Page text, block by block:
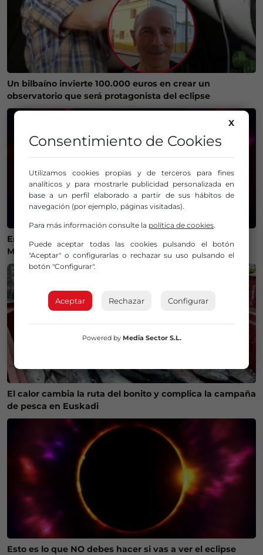
Un bilbaíno invierte 100.000 euros en crear un
observatorio que será protagonista del eclipse
Estos son los mejores lugares de Bizkaia y Las
Merindades para ver el eclipse del 12 de agosto
El calor cambia la ruta del bonito y complica la campaña
de pesca en Euskadi
Esto es lo que NO debes hacer si vas a ver el eclipse
X
Consentimiento de Cookies
Utilizamos cookies propias y de terceros para fines
analíticos y para mostrarle publicidad personalizada en
base a un perfil elaborado a partir de sus hábitos de
navegación (por ejemplo, páginas visitadas).
Para más información consulte la política de cookies.
Puede aceptar todas las cookies pulsando el botón
"Aceptar" o configurarlas o rechazar su uso pulsando el
botón "Configurar".
Aceptar Rechazar Configurar
Powered by Media Sector S.L.